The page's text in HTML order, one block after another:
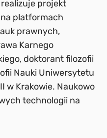
realizuje projekt
platformach
prawnych,
Karnego
doktorant filozofii
Nauki Uniwersytetu
w Krakowie. Naukowo
technologii na